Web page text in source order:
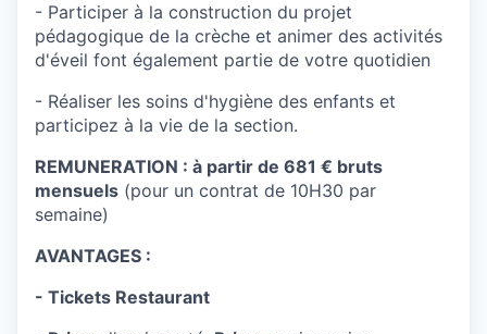
- Participer à la construction du projet
pédagogique de la crèche et animer des activités
d'éveil font également partie de votre quotidien
- Réaliser les soins d'hygiène des enfants et
participez à la vie de la section.
REMUNERATION : à partir de 681 € bruts
mensuels (pour un contrat de 10H30 par
semaine)
AVANTAGES :
- Tickets Restaurant